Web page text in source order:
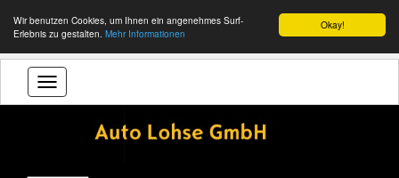
Okay!
Wir benutzen Cookies, um Ihnen ein angenehmes Surf-
Erlebnis zu gestalten. Mehr Informationen